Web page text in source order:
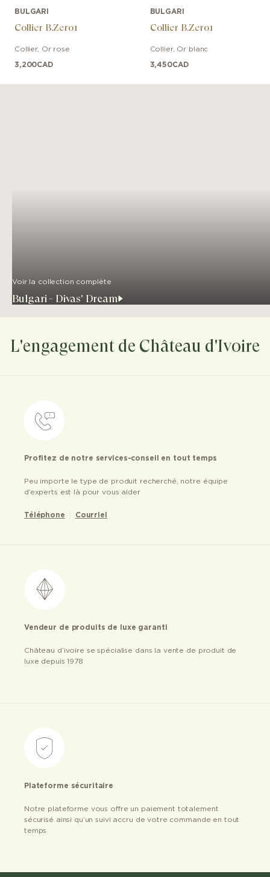
BULGARI
Collier B.Zero1
Collier, Or rose
3,200CAD
BULGARI
Collier B.Zero1
Collier, Or blanc
3,450CAD
Voir la collection complète
Bulgari - Divas' Dream
L'engagement de Château d'Ivoire
Profitez de notre services-conseil en tout temps
Peu importe le type de produit recherché, notre équipe
d’experts est là pour vous aider
Téléphone Courriel
Vendeur de produits de luxe garanti
Château d’ivoire se spécialise dans la vente de produit de
luxe depuis 1978
Plateforme sécuritaire
Notre plateforme vous offre un paiement totalement
sécurisé ainsi qu’un suivi accru de votre commande en tout
temps